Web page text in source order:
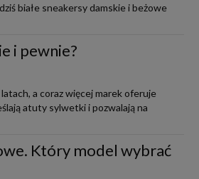
białe sneakersy damskie i beżowe
i pewnie?
a coraz więcej marek oferuje
atuty sylwetki i pozwalają na
Który model wybrać